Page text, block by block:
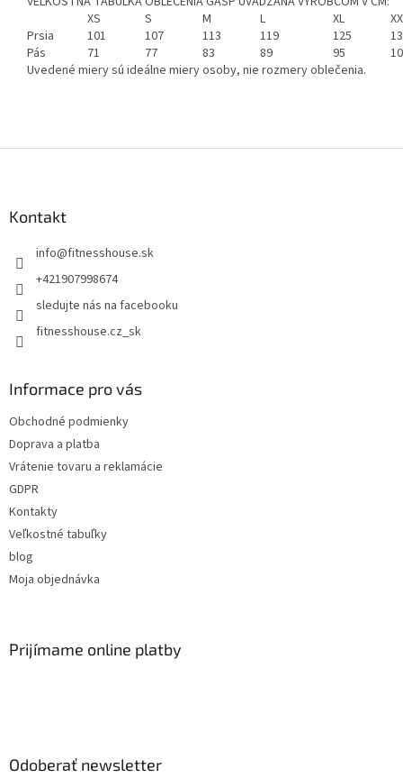
XS
S M L XL
Prsia
101 107 113 119 125
Pás
71 77 83 89 95
Uvedené miery sú ideálne miery osoby, nie rozmery oblečenia.
Kontakt
info@fitnesshouse.sk
+421907998674
sledujte nás na facebooku
fitnesshouse.cz_sk
Informace pro vás
Obchodné podmienky
Doprava a platba
Vrátenie tovaru a reklamácie
GDPR
Kontakty
Veľkostné tabuľky
blog
Moja objednávka
Prijímame online platby
Odoberať newsletter